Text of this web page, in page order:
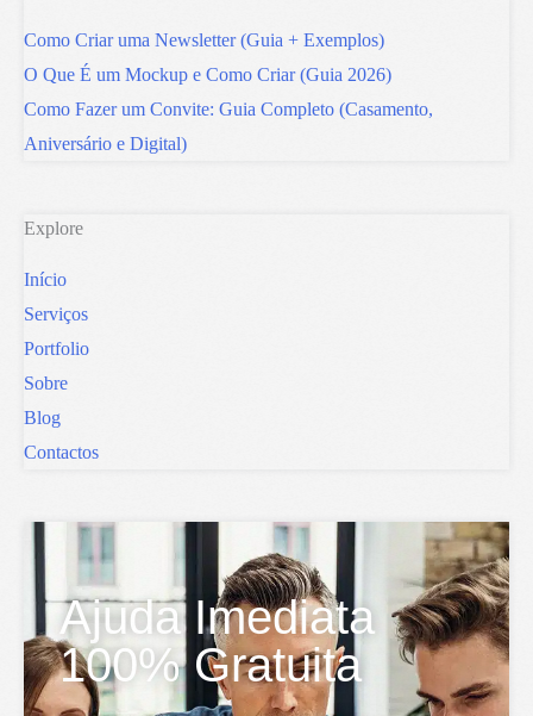
Como Criar uma Newsletter (Guia + Exemplos)
O Que É um Mockup e Como Criar (Guia 2026)
Como Fazer um Convite: Guia Completo (Casamento,
Aniversário e Digital)
Explore
Início
Serviços
Portfolio
Sobre
Blog
Contactos
Ajuda Imediata
100% Gratuita